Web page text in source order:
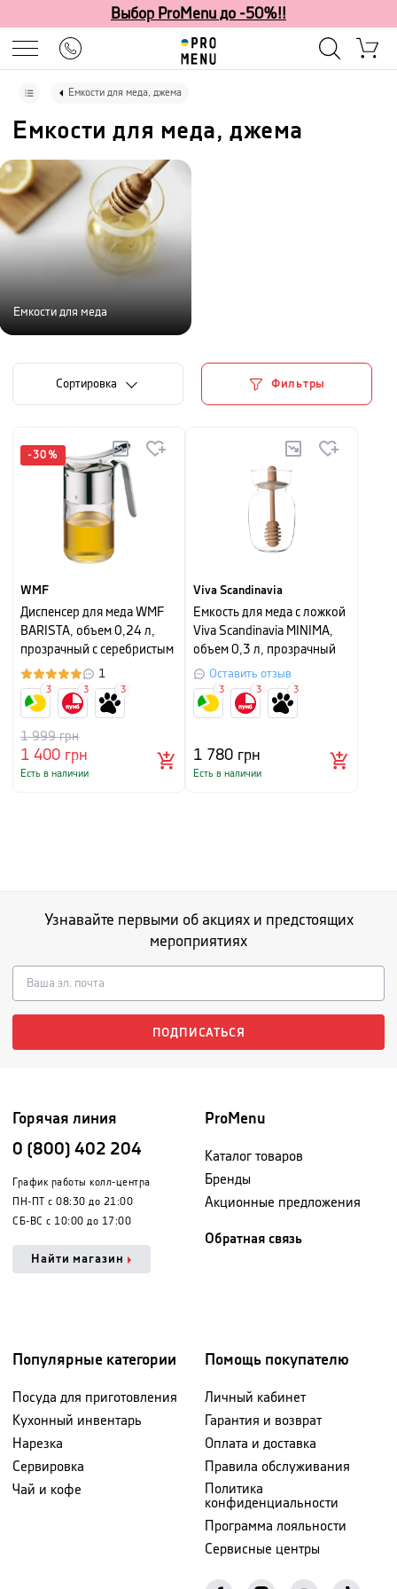
Выбор ProMenu до -50%!!
Емкости для меда, джема
Емкости для меда, джема
Емкости для меда
Cортировка Фильтры
-30 %
WMF
Диспенсер для меда WMF
BARISTA, объем 0,24 л,
прозрачный с серебристым
1
1 400 грн
1 999грн
Есть в наличии
3 3 3
Viva Scandinavia
Емкость для меда с ложкой
Viva Scandinavia MINIMA,
объем 0,3 л, прозрачный
Оставить отзыв
1 780 грн
Есть в наличии
3 3 3
Узнавайте первыми об акциях и предстоящих
мероприятиях
ПОДПИСАТЬСЯ
Горячая линия
0 (800) 402 204
График работы колл-центра
ПН-ПТ с 08:30 до 21:00
СБ-ВС с 10:00 до 17:00
Найти магазин
ProMenu
Каталог товаров
Бренды
Акционные предложения
Обратная связь
Популярные категории
Посуда для приготовления
Кухонный инвентарь
Нарезка
Сервировка
Чай и кофе
Помощь покупателю
Личный кабинет
Гарантия и возврат
Оплата и доставка
Правила обслуживания
Политика
конфиденциальности
Программа лояльности
Сервисные центры